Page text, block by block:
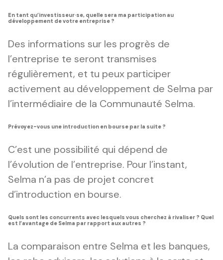
En tant qu’investisseur·se, quelle sera ma participation au
développement de votre entreprise ?
Des informations sur les progrès de
l’entreprise te seront transmises
régulièrement, et tu peux participer
activement au développement de Selma par
l’intermédiaire de la Communauté Selma.
Prévoyez-vous une introduction en bourse par la suite ?
C’est une possibilité qui dépend de
l’évolution de l’entreprise. Pour l’instant,
Selma n’a pas de projet concret
d’introduction en bourse.
Quels sont les concurrents avec lesquels vous cherchez à rivaliser ? Quel
est l’avantage de Selma par rapport aux autres ?
La comparaison entre Selma et les banques,